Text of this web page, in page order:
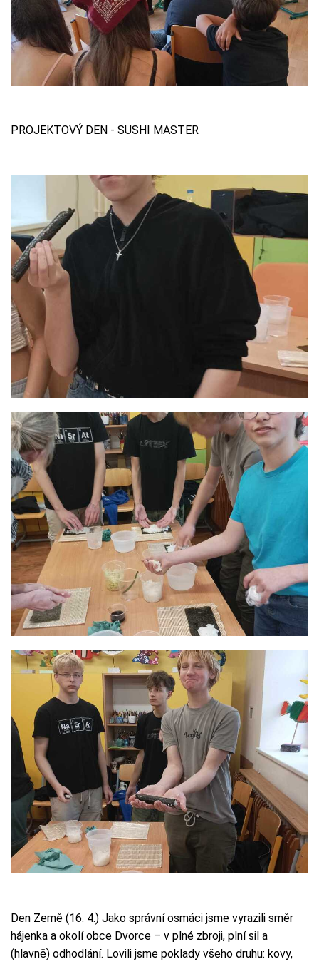
PROJEKTOVÝ DEN - SUSHI MASTER
Den Země (16. 4.) Jako správní osmáci jsme vyrazili směr
hájenka a okolí obce Dvorce – v plné zbroji, plní sil a
(hlavně) odhodlání. Lovili jsme poklady všeho druhu: kovy,